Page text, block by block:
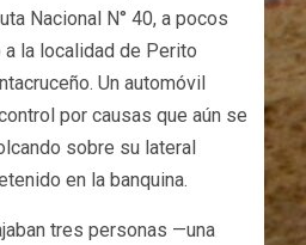
Nacional N° 40, a pocos
la localidad de Perito
Un automóvil
por causas que aún se
sobre su lateral
en la banquina.
tres personas —una